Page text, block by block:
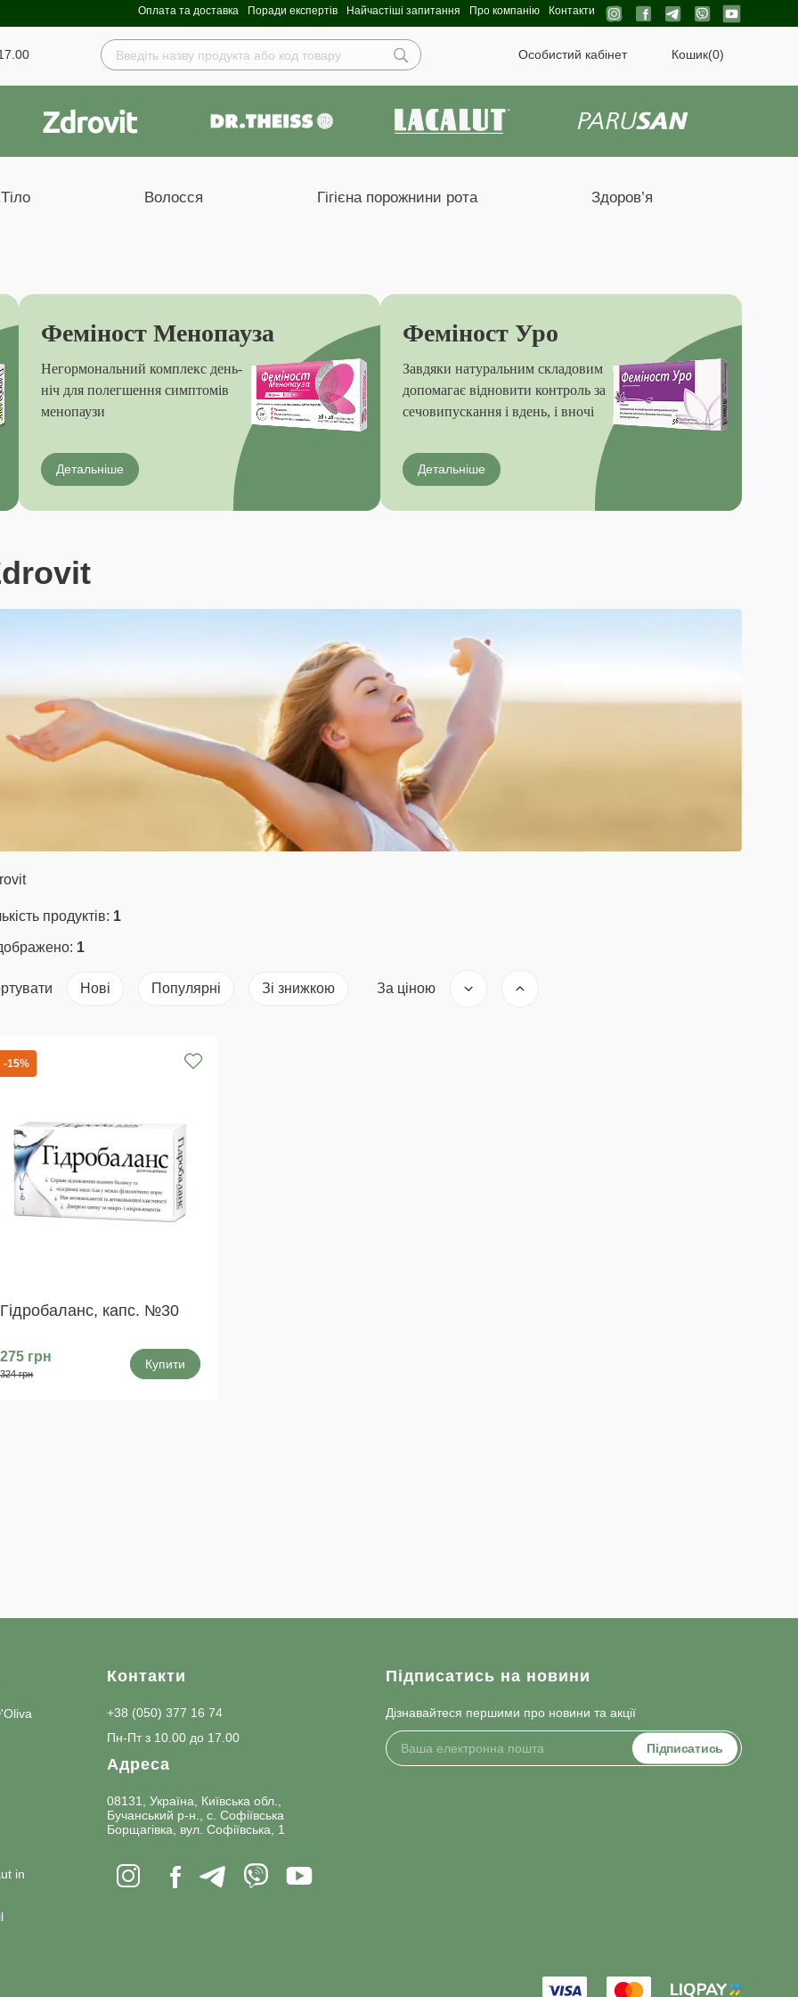
Оплата та доставка Поради експертів Найчастіші запитання Про компанію Контакти
Особистий кабінет Кошик(0)
Тіло Волосся Гігієна порожнини рота Здоров’я
Феміност Менопауза
Негормональний комплекс день-
ніч для полегшення симптомів
менопаузи
Детальніше
Феміност Уро
Завдяки натуральним складовим
допомагає відновити контроль за
сечовипускання і вдень, і вночі
Детальніше
продуктів: 1
1
Нові Популярні Зі знижкою За ціною
Гідробаланс, капс. №30
-15%
275 грн
324 грн
Купити
in
Контакти
+38 (050) 377 16 74
Пн-Пт з 10.00 до 17.00
Адреса
08131, Україна, Київська обл.,
Бучанський р-н., с. Софіївська
Борщагівка, вул. Софіївська, 1
Підписатись на новини
Дізнавайтеся першими про новини та акції
Підписатись